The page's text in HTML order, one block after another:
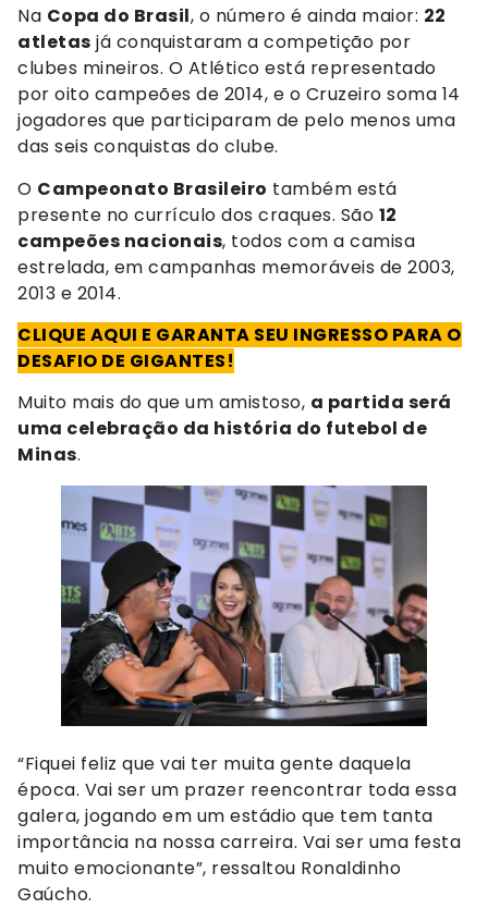
Na Copa do Brasil, o número é ainda maior: 22
atletas já conquistaram a competição por
clubes mineiros. O Atlético está representado
por oito campeões de 2014, e o Cruzeiro soma 14
jogadores que participaram de pelo menos uma
das seis conquistas do clube.
O Campeonato Brasileiro também está
presente no currículo dos craques. São 12
campeões nacionais, todos com a camisa
estrelada, em campanhas memoráveis de 2003,
2013 e 2014.
CLIQUE AQUI E GARANTA SEU INGRESSO PARA O
DESAFIO DE GIGANTES!
Muito mais do que um amistoso, a partida será
uma celebração da história do futebol de
Minas.
“Fiquei feliz que vai ter muita gente daquela
época. Vai ser um prazer reencontrar toda essa
galera, jogando em um estádio que tem tanta
importância na nossa carreira. Vai ser uma festa
muito emocionante”, ressaltou Ronaldinho
Gaúcho.